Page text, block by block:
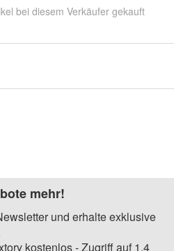
bei diesem Verkäufer gekauft
mehr!
und erhalte exklusive
kostenlos - Zugriff auf 1,4